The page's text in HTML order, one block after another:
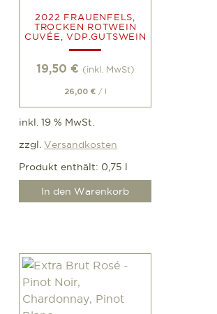
2022 FRAUENFELS,
TROCKEN ROTWEIN
CUVÉE, VDP.GUTSWEIN
19,50 € (inkl. MwSt)
26,00 € /
inkl. 19 % MwSt.
zzgl. Versandkosten
Produkt enthält: 0,75 l
In den Warenkorb